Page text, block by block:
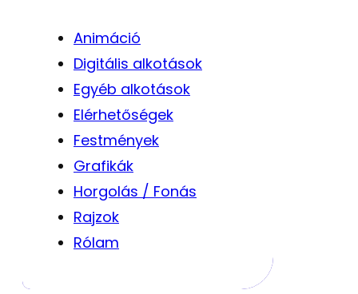
Animáció
Digitális alkotások
Egyéb alkotások
Elérhetőségek
Festmények
Grafikák
Horgolás / Fonás
Rajzok
Rólam